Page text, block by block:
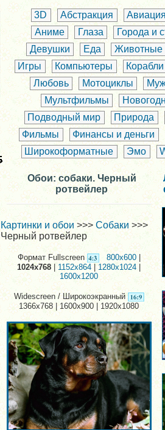
3D Абстракция
Аниме
Глаза
Города и
Девушки
Еда
Животные
Игры
Компьютеры
Корабли
Любовь
Мотоциклы
Мультфильмы
Подводный мир
Природа
Фильмы
Финансы и деньги
Широкоформатные
Эмо
Обои: собаки. Черный
ротвейлер
Картинки и обои >>> Собаки >>>
Черный ротвейлер
Формат Fullscreen 800x600
1024x768
1152x864|1280x1024
1600x1200
Widescreen / Широкоэкранный
1366x768 | 1600x900 | 1920x1080